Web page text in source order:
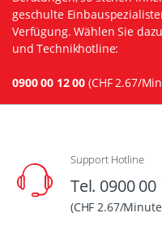
geschulte
Verfügung. Wählen Sie
und Technikhotline:
0900 00 12 00 (CHF 2.67/
Support Hotline
Tel. 0900 00
(CHF 2.67/